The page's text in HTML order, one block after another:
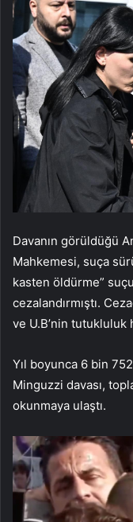
Davanın görüldüğü
Mahkemesi, suça
kasten öldürme”
cezalandırmıştı.
ve U.B’nin tutukluluk
Yıl boyunca 6 bin
Minguzzi davası,
okunmaya ulaştı.